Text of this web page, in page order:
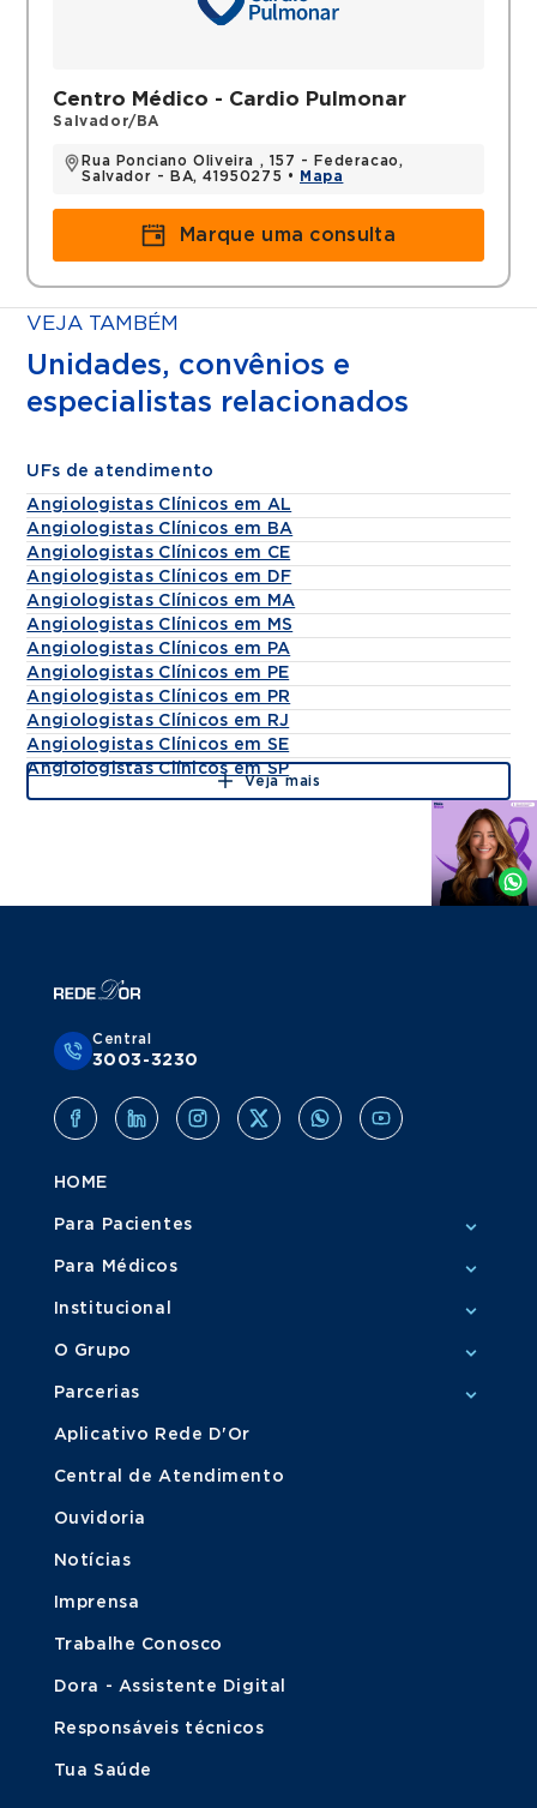
Centro Médico - Cardio Pulmonar
Salvador/BA
Rua Ponciano Oliveira , 157 - Federacao,
Salvador - BA, 41950275 •
Mapa
Marque uma consulta
VEJA TAMBÉM
Unidades, convênios e
especialistas relacionados
UFs de atendimento
Angiologistas Clínicos em AL
Angiologistas Clínicos em BA
Angiologistas Clínicos em CE
Angiologistas Clínicos em DF
Angiologistas Clínicos em MA
Angiologistas Clínicos em MS
Angiologistas Clínicos em PA
Angiologistas Clínicos em PE
Angiologistas Clínicos em PR
Angiologistas Clínicos em RJ
Angiologistas Clínicos em SE
Angiologistas Clínicos em SP
Veja mais
Agende
Whatsapp
Central
3003-3230
HOME
Para Pacientes
Para Médicos
Institucional
O Grupo
Parcerias
Aplicativo Rede D'Or
Central de Atendimento
Ouvidoria
Notícias
Imprensa
Trabalhe Conosco
Dora - Assistente Digital
Responsáveis técnicos
Tua Saúde